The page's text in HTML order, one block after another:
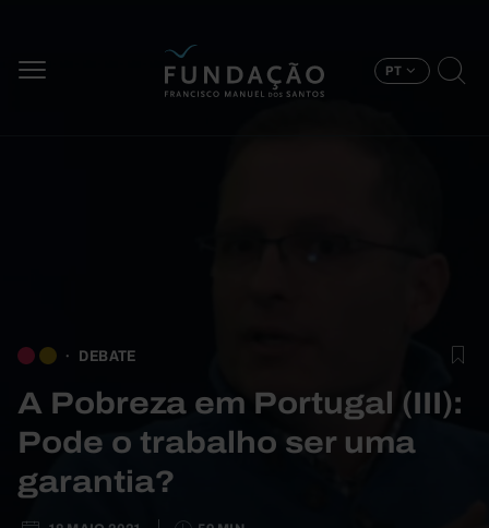
PT
DEBATE
A Pobreza em Portugal (III):
Pode o trabalho ser uma
garantia?